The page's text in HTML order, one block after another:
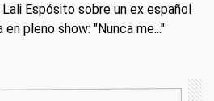
Espósito sobre un ex español
pleno show: "Nunca me..."